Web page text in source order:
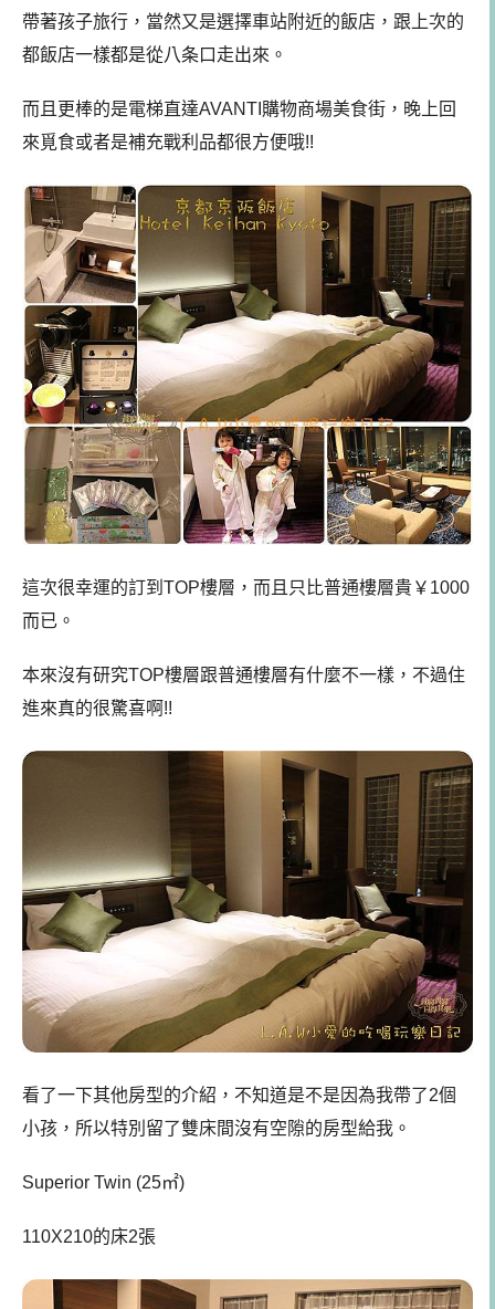
帶著孩子旅行，當然又是選擇車站附近的飯店，跟上次的
都飯店一樣都是從八条口走出來。
而且更棒的是電梯直達AVANTI購物商場美食街，晚上回
來覓食或者是補充戰利品都很方便哦!!
這次很幸運的訂到TOP樓層，而且只比普通樓層貴￥1000
而已。
本來沒有研究TOP樓層跟普通樓層有什麼不一樣，不過住
進來真的很驚喜啊!!
看了一下其他房型的介紹，不知道是不是因為我帶了2個
小孩，所以特別留了雙床間沒有空隙的房型給我。
Superior Twin (25㎡)
110X210的床2張